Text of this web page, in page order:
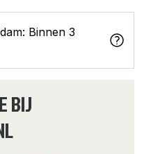
Binnen 3
BIJ